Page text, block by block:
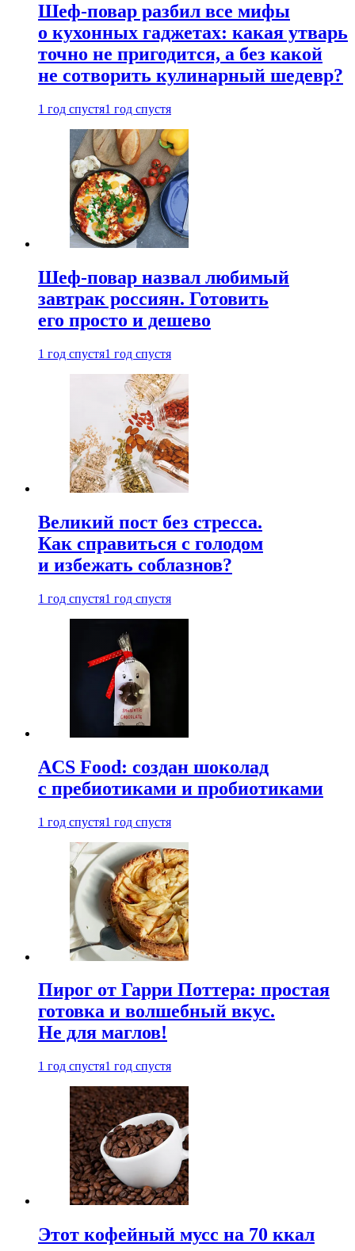
Шеф-повар разбил все мифы
о кухонных гаджетах: какая утварь
точно не пригодится, а без какой
не сотворить кулинарный шедевр?
1 год спустя1 год спустя
Шеф-повар назвал любимый
завтрак россиян. Готовить
его просто и дешево
1 год спустя1 год спустя
Великий пост без стресса.
Как справиться с голодом
и избежать соблазнов?
1 год спустя1 год спустя
ACS Food: создан шоколад
с пребиотиками и пробиотиками
1 год спустя1 год спустя
Пирог от Гарри Поттера: простая
готовка и волшебный вкус.
Не для маглов!
1 год спустя1 год спустя
Этот кофейный мусс на 70 ккал